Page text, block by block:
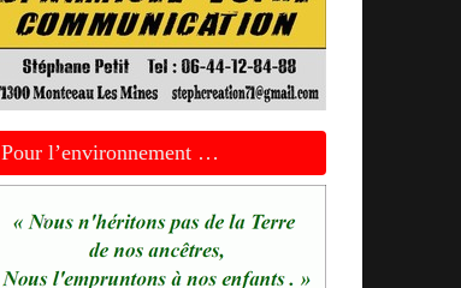
Pour l’environnement …